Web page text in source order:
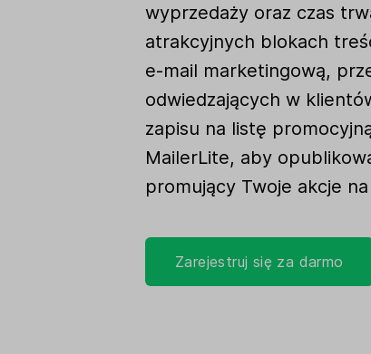
wyprzedaży oraz czas
atrakcyjnych blokach
e-mail marketingową,
odwiedzających w
zapisu na listę
MailerLite, aby
promujący Twoje akcje
Zarejestruj się za darmo